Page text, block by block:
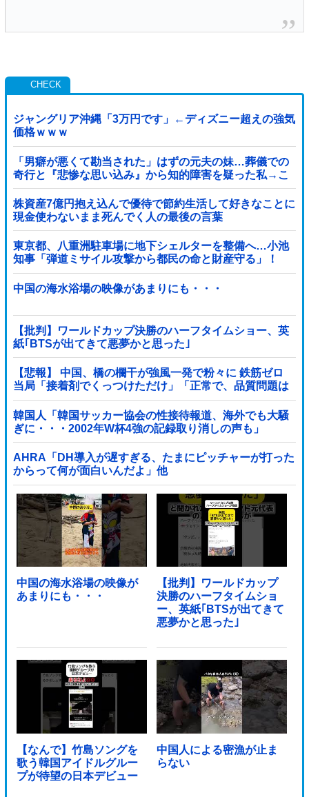
ジャングリア沖縄「3万円です」←ディズニー超えの強気
価格ｗｗｗ
「男癖が悪くて勘当された」はずの元夫の妹…葬儀での
奇行と『悲惨な思い込み』から知的障害を疑った私→こ
っそり病院へ誘導し行政保護させた話
株資産7億円抱え込んで優待で節約生活して好きなことに
現金使わないまま死んでく人の最後の言葉
東京都、八重洲駐車場に地下シェルターを整備へ…小池
知事「弾道ミサイル攻撃から都民の命と財産守る」！
中国の海水浴場の映像があまりにも・・・
【批判】ワールドカップ決勝のハーフタイムショー、英
紙｢BTSが出てきて悪夢かと思った｣
【悲報】 中国、橋の欄干が強風一発で粉々に 鉄筋ゼロ
当局「接着剤でくっつけただけ」「正常で、品質問題は
ない」
韓国人「韓国サッカー協会の性接待報道、海外でも大騒
ぎに・・・2002年W杯4強の記録取り消しの声も」
→「マジで国の恥だ」「2002年まで疑う価値があ...
AHRA「DH導入が遅すぎる、たまにピッチャーが打った
からって何が面白いんだよ」他
中国の海水浴場の映像が
あまりにも・・・
【批判】ワールドカップ
決勝のハーフタイムショ
ー、英紙｢BTSが出てきて
悪夢かと思った｣
【なんで】竹島ソングを
歌う韓国アイドルグルー
プが待望の日本デビュー
中国人による密漁が止ま
らない